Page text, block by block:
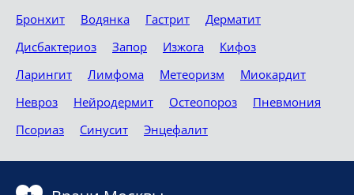
Бронхит
Водянка Гастрит
Дерматит
Дисбактериоз
Запор Изжога
Кифоз
Ларингит
Лимфома Метеоризм
Миокардит
Невроз
Нейродермит Остеопороз
Пневмония
Псориаз
Синусит Энцефалит